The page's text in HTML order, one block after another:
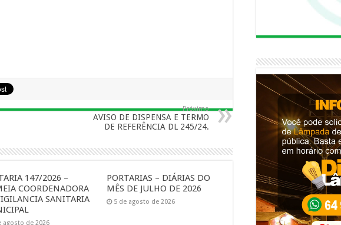
Próximo
AVISO DE DISPENSA E TERMO
DE REFERÊNCIA DL 245/24.
147/2026 –
COORDENADORA
SANITARIA
agosto de 2026
PORTARIAS – DIÁRIAS DO
MÊS DE JULHO DE 2026
5 de agosto de 2026